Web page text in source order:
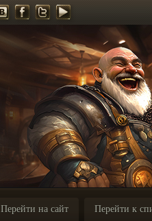
Перейти на сайт Перейти к